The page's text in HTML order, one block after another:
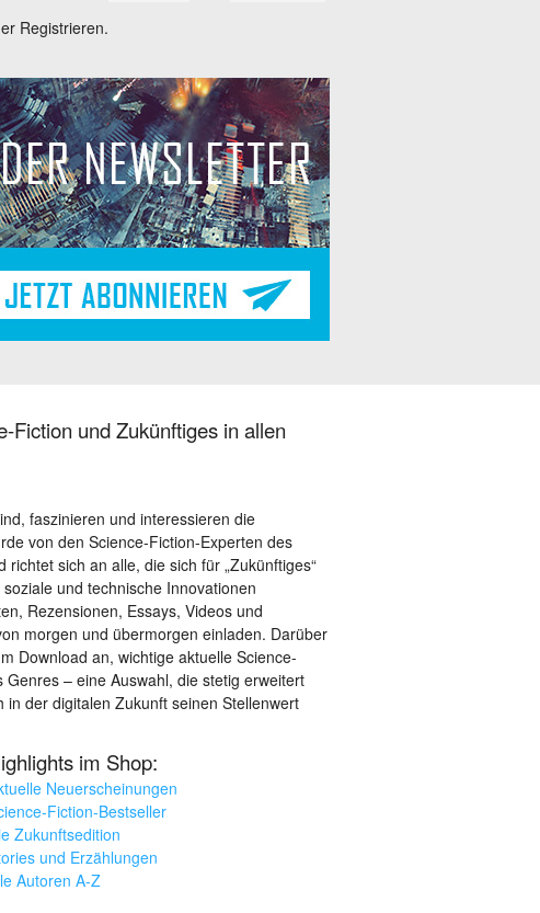
Registrieren.
Fiction und Zukünftiges in allen
faszinieren und interessieren die
von den Science-Fiction-Experten des
sich an alle, die sich für „Zukünftiges“
und technische Innovationen
Rezensionen, Essays, Videos und
morgen und übermorgen einladen. Darüber
Download an, wichtige aktuelle Science-
– eine Auswahl, die stetig erweitert
der digitalen Zukunft seinen Stellenwert
im Shop:
Neuerscheinungen
Fiction-Bestseller
Zukunftsedition
und Erzählungen
Autoren A-Z